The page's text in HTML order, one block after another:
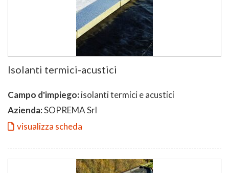
Isolanti termici-acustici
Campo d'impiego:isolanti termici e acustici
Azienda:SOPREMA Srl
visualizza scheda